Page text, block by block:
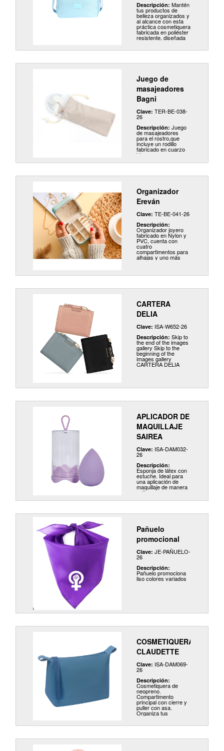
Descripción:Mantén
tus productos de
belleza organizados y
al alcance con esta
práctica cosmetiquera
fabricada en poliéster
resistente, diseñada
para ofrecer
durabilidad y estilo.
seguro y fácil acceso,
contenido.
Juego de
masajeadores
Bagni
Clave:TER-BE-038-
26
Descripción:Juego
de masajeadores
para el rostro,que
incluye un rodillo
fabricado en cuarzo
blanco y acero con
gua-sha de cuarzo
con perlas de gel y
individual.
Organizador
Ereván
Clave:TE-BE-041-26
Descripción:
Organizador joyero
fabricado en Nylon y
PVC, cuenta con
cuatro
compartimentos para
alhajas y uno más
para aretes.
CARTERA
DELIA
Clave: ISA-W652-26
Descripción:Skip to
the end of the images
gallery Skip to the
beginning of the
images gallery
CARTERA DELIA
APLICADOR DE
MAQUILLAJE
SAIREA
Clave: ISA-DAM032-
26
Descripción:
Esponja de látex con
estuche. Ideal para
una aplicación de
maquillaje de manera
uniforme y crear una
total de forma natural.
con todas las
maquillaje y diseñada
para mejorar la
apariencia de primers,
bases, polvos,
rubores, cremas etc.
Esta esponja
duradera es lavable y
Pañuelo
promocional
Clave:JE-PAÑUELO-
26
Descripción:
Pañuelo promociona
liso colores variados
COSMETIQUERA
CLAUDETTE
Clave: ISA-DAM069-
26
Descripción:
Cosmetiquera de
neopreno.
Compartimento
principal con cierre y
puller con asa.
Organiza tus
productos de belleza
con estilo y